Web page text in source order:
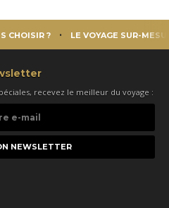
CHOISIR ? LE VOYAGE SUR-
recevez le meilleur du voyage :